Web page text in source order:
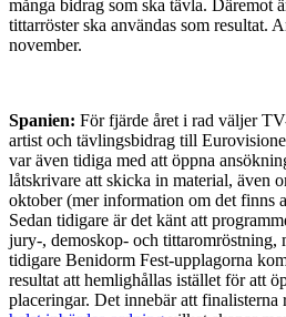
många bidrag som ska tävla. Däremot
tittarröster ska användas som resultat.
november.
Spanien: För fjärde året i rad väljer
artist och tävlingsbidrag till
var även tidiga med att öppna
låtskrivare att skicka in material, även
oktober (mer information om det finns
Sedan tidigare är det känt att
jury-, demoskop- och tittaromröstning,
tidigare Benidorm Fest-upplagorna
resultat att hemlighållas istället för att
placeringar. Det innebär att finalisterna